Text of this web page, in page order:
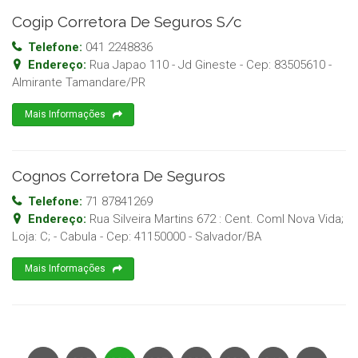
Cogip Corretora De Seguros S/c
Telefone: 041 2248836
Endereço: Rua Japao 110 - Jd Gineste - Cep: 83505610 -
Almirante Tamandare/PR
Mais Informações
Cognos Corretora De Seguros
Telefone: 71 87841269
Endereço: Rua Silveira Martins 672 : Cent. Coml Nova Vida;
Loja: C; - Cabula - Cep: 41150000 - Salvador/BA
Mais Informações